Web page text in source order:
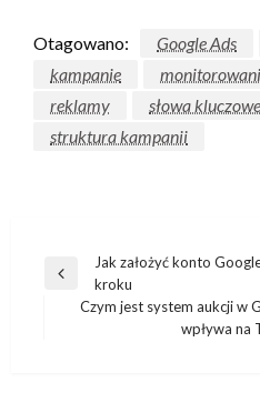
Otagowano: Google Ads
kampanie
reklamy
słowa kluczowe
struktura kampanii
Nawigacja
wpisu
Poprzedni
Jak założyć konto
kroku
Czym jest system aukcji w
wpływa na